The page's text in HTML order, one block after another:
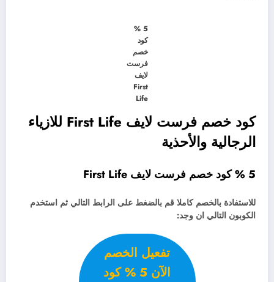
5 %
كود
خصم
فرست
لايف
First
Life
كود خصم فرست لايف First Life للازياء
الرجالية والأحذية
5 % كود خصم فرست لايف First Life
للاستفادة بالخصم كاملا قم بالضغط على الرابط التالي ثم استخدم
الكوبون التالي ان وجد:
تفعيل الخصم
الآن 5 % كود